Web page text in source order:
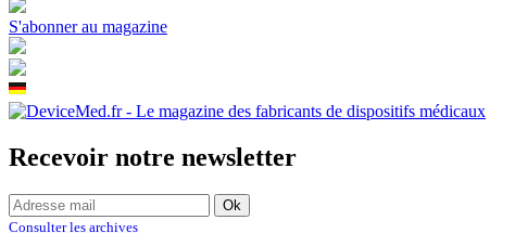
S'abonner au magazine
Recevoir notre newsletter
Consulter les archives